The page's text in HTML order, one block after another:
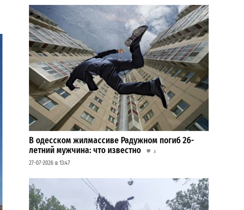
В одесском жилмассиве Радужном погиб 26-
летний мужчина: что известно
3
27-07-2026 в 13:47